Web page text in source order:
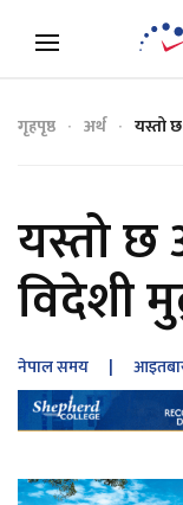
गृहपृष्ठ अर्थ यस्तो
यस्तो
विदेशी
नेपाल समय |